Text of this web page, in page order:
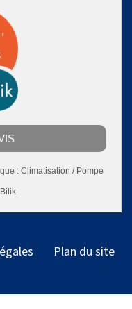
: Climatisation / Pompe
Plan du site